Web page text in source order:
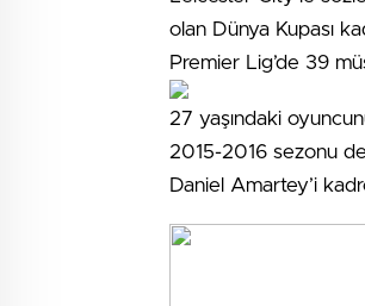
olan Dünya Kupası
Premier Lig’de 39
27 yaşındaki
2015-2016 sezonu
Daniel Amartey’i